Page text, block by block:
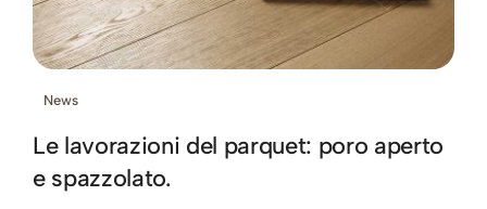
News
Le lavorazioni del parquet: poro aperto
e spazzolato.